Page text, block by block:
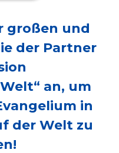
großen und
der Partner
an, um
in
der Welt zu